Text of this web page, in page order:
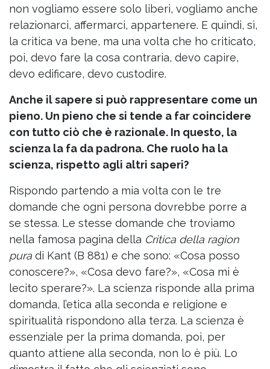
non vogliamo essere solo liberi, vogliamo anche
relazionarci, affermarci, appartenere. E quindi, sì,
la critica va bene, ma una volta che ho criticato,
poi, devo fare la cosa contraria, devo capire,
devo edificare, devo custodire.
Anche il sapere si può rappresentare come un
pieno. Un pieno che si tende a far coincidere
con tutto ciò che è razionale. In questo, la
scienza la fa da padrona. Che ruolo ha la
scienza, rispetto agli altri saperi?
Rispondo partendo a mia volta con le tre
domande che ogni persona dovrebbe porre a
se stessa. Le stesse domande che troviamo
nella famosa pagina della Critica della ragion
pura di Kant (B 881) e che sono: «Cosa posso
conoscere?», «Cosa devo fare?», «Cosa mi è
lecito sperare?». La scienza risponde alla prima
domanda, l’etica alla seconda e religione e
spiritualità rispondono alla terza. La scienza è
essenziale per la prima domanda, poi, per
quanto attiene alla seconda, non lo è più. Lo